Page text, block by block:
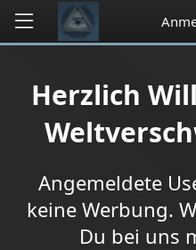
Herzlich
Angemeldete
keine Werbung.
Du bei uns